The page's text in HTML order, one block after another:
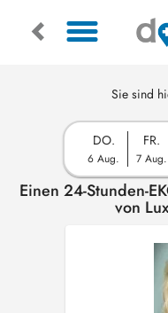
Sie sind
DO.
6 Aug.
FR.
7 Aug.
Einen 24-Stunden-
von